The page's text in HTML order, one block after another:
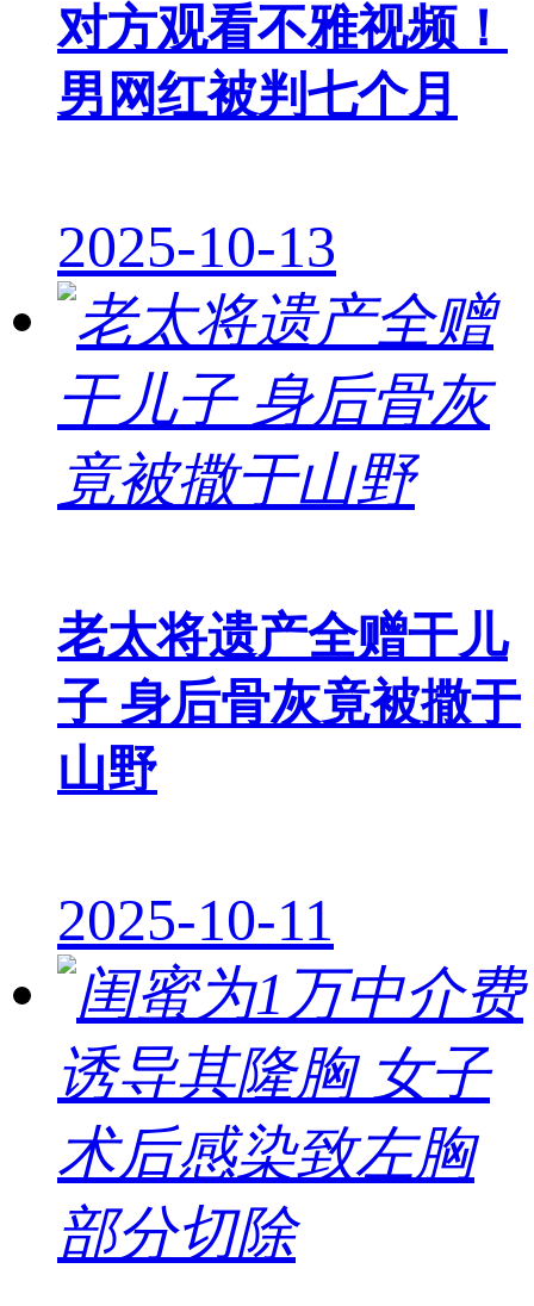
对方观看不雅视频！
男网红被判七个月
2025-10-13
老太将遗产全赠干儿
子 身后骨灰竟被撒于
山野
2025-10-11